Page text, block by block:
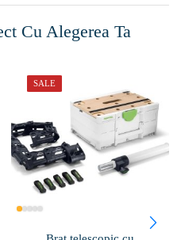
Cu Alegerea Ta
SALE